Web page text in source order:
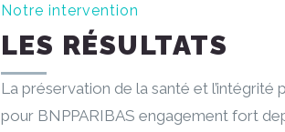
Notre intervention
LES RÉSULTATS
La préservation de la santé et
pour BNPPARIBAS engagement fort